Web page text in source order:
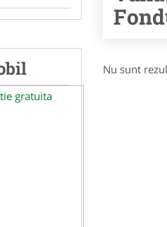
Nu sunt